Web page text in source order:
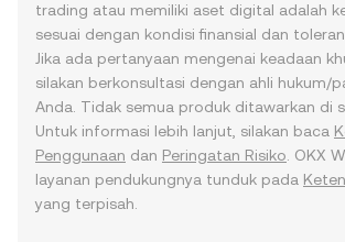
trading atau memiliki aset digital adalah
sesuai dengan kondisi finansial dan
Jika ada pertanyaan mengenai keadaan
silakan berkonsultasi dengan ahli hukum/
Anda. Tidak semua produk ditawarkan di
Untuk informasi lebih lanjut, silakan baca
Penggunaan dan Peringatan Risiko . OKX
layanan pendukungnya tunduk pada
yang terpisah.